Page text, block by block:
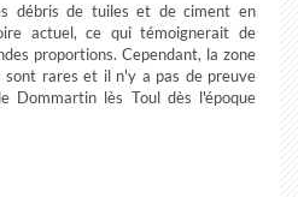
débris de tuiles et de ciment en
actuel, ce qui témoignerait de
proportions. Cependant, la zone
sont rares et il n'y a pas de preuve
Dommartin lès Toul dès l'époque